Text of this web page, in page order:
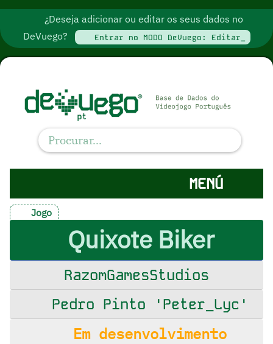
¿Deseja adicionar ou editar os seus dados no
DeVuego?
Entrar no MODO DeVuego: Editar_
MENÚ
Jogo
Quixote Biker
RazomGamesStudios
Pedro Pinto 'Peter_Lyc'
Em desenvolvimento